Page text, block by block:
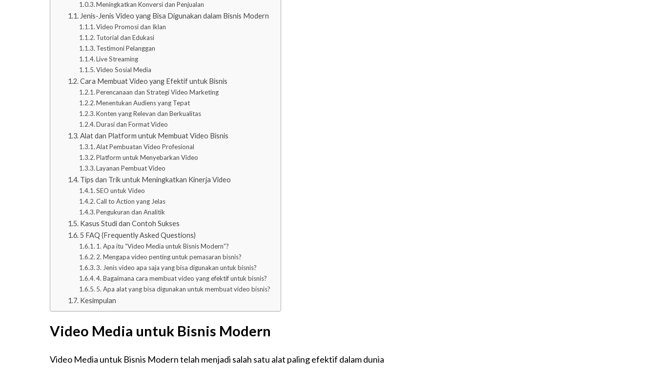
Meningkatkan Konversi dan Penjualan
Jenis-Jenis Video yang Bisa Digunakan dalam Bisnis Modern
Video Promosi dan Iklan
Tutorial dan Edukasi
Testimoni Pelanggan
Live Streaming
Video Sosial Media
Cara Membuat Video yang Efektif untuk Bisnis
Perencanaan dan Strategi Video Marketing
Menentukan Audiens yang Tepat
Konten yang Relevan dan Berkualitas
Durasi dan Format Video
Alat dan Platform untuk Membuat Video Bisnis
Alat Pembuatan Video Profesional
Platform untuk Menyebarkan Video
Layanan Pembuat Video
Tips dan Trik untuk Meningkatkan Kinerja Video
SEO untuk Video
Call to Action yang Jelas
Pengukuran dan Analitik
Kasus Studi dan Contoh Sukses
5 FAQ (Frequently Asked Questions)
1. Apa itu “Video Media untuk Bisnis Modern”?
2. Mengapa video penting untuk pemasaran bisnis?
3. Jenis video apa saja yang bisa digunakan untuk bisnis?
4. Bagaimana cara membuat video yang efektif untuk bisnis?
5. Apa alat yang bisa digunakan untuk membuat video bisnis?
Kesimpulan
Video Media untuk Bisnis Modern
Video Media untuk Bisnis Modern telah menjadi salah satu alat paling efektif dalam dunia